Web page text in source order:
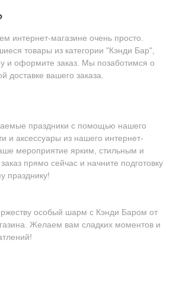
интернет-магазине очень просто.
товары из категории "Кэнди Бар",
и оформите заказ. Мы позаботимся о
доставке вашего заказа.
праздники с помощью нашего
и аксессуары из нашего интернет-
мероприятие ярким, стильным и
прямо сейчас и начните подготовку
празднику!
особый шарм с Кэнди Баром от
Желаем вам сладких моментов и